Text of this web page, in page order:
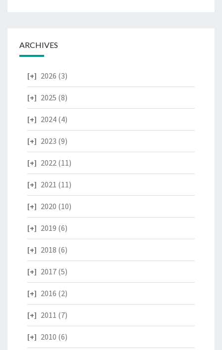
ARCHIVES
2026 (3)
2025 (8)
2024 (4)
2023 (9)
2022 (11)
2021 (11)
2020 (10)
2019 (6)
2018 (6)
2017 (5)
2016 (2)
2011 (7)
2010 (6)